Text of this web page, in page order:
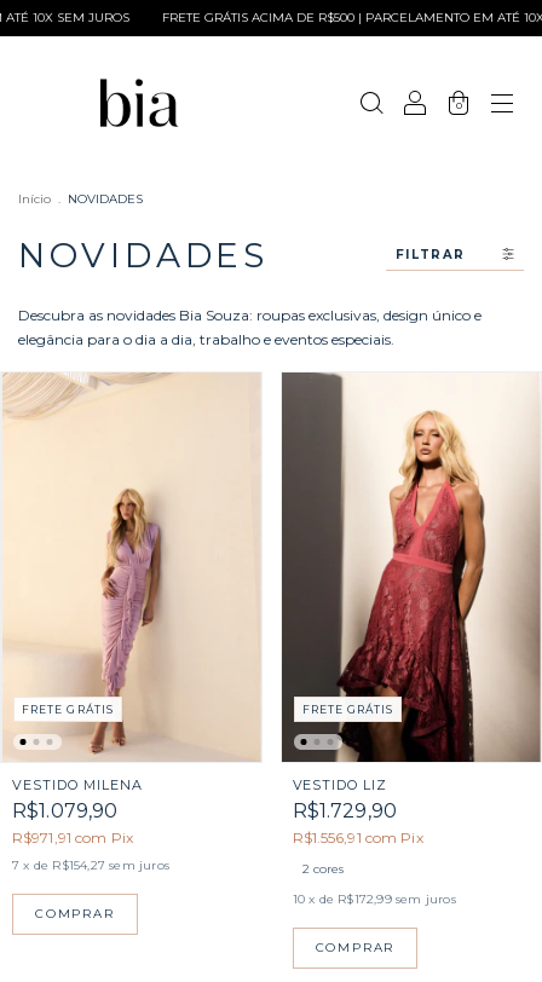
ACIMA DE R$500 | PARCELAMENTO EM ATÉ 10X SEM JUROS FRETE GRÁTIS
0
Início . NOVIDADES
NOVIDADES FILTRAR
Descubra as novidades Bia Souza: roupas exclusivas, design único e
elegância para o dia a dia, trabalho e eventos especiais.
FRETE GRÁTIS
VESTIDO MILENA
R$1.079,90
R$971,91com Pix
7 x de R$154,27 sem juros
COMPRAR
FRETE GRÁTIS
VESTIDO LIZ
R$1.729,90
R$1.556,91 com Pix
2 cores
10 x de R$172,99 sem juros
COMPRAR